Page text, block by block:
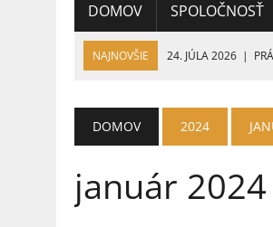
DOMOV SPOLOČNOSŤ
NAJNOVŠIE 24. JÚLA 2026 |
9. JÚLA 2026 | VÍŤAZNÉ PRÁCE
5. JÚLA 2026
VEĽVYSLANKYŇA
DOMOV 2024
január 2024